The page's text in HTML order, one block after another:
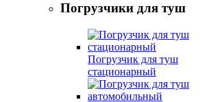
Погрузчики для туш
Погрузчик для туш
стационарный